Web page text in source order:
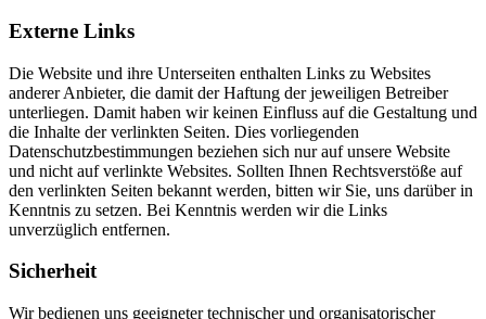
Externe Links
Die Website und ihre Unterseiten enthalten Links zu Websites
anderer Anbieter, die damit der Haftung der jeweiligen Betreiber
unterliegen. Damit haben wir keinen Einfluss auf die Gestaltung und
die Inhalte der verlinkten Seiten. Dies vorliegenden
Datenschutzbestimmungen beziehen sich nur auf unsere Website
und nicht auf verlinkte Websites. Sollten Ihnen Rechtsverstöße auf
den verlinkten Seiten bekannt werden, bitten wir Sie, uns darüber in
Kenntnis zu setzen. Bei Kenntnis werden wir die Links
unverzüglich entfernen.
Sicherheit
Wir bedienen uns geeigneter technischer und organisatorischer